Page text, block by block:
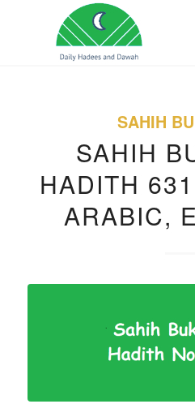
SAHIH
SAHIH
HADITH
ARABIC,